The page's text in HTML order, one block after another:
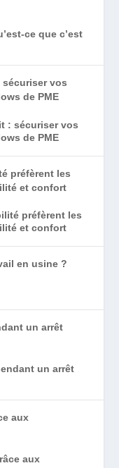
vos
de PME
préfèrent les
et confort
en usine ?
un arrêt
aux